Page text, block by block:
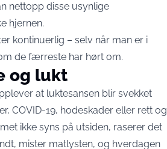
nettopp disse usynlige
hjernen.
kontinuerlig – selv når man er i
de færreste har hørt om.
og lukt
at luktesansen blir svekket
COVID-19, hodeskader eller rett og
ikke syns på utsiden, raserer det
mister matlysten, og hverdagen